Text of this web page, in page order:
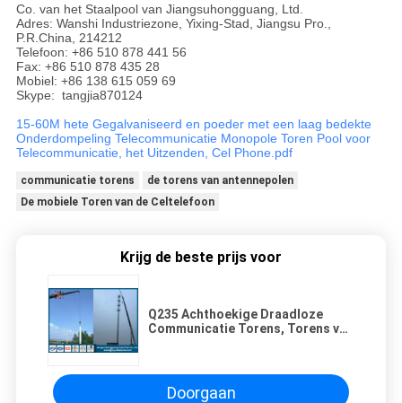
Co. van het Staalpool van Jiangsuhongguang, Ltd.
Adres: Wanshi Industriezone, Yixing-Stad, Jiangsu Pro.,
P.R.China, 214212
Telefoon: +86 510 878 441 56
Fax: +86 510 878 435 28
Mobiel: +86 138 615 059 69
Skype: tangjia870124
15-60M hete Gegalvaniseerd en poeder met een laag bedekte
Onderdompeling Telecommunicatie Monopole Toren Pool voor
Telecommunicatie, het Uitzenden, Cel Phone.pdf
communicatie torens
de torens van antennepolen
De mobiele Toren van de Celtelefoon
Krijg de beste prijs voor
Q235 Achthoekige Draadloze
Communicatie Torens, Torens van
Doorgaan